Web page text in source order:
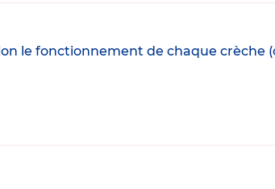
le fonctionnement de chaque crèche